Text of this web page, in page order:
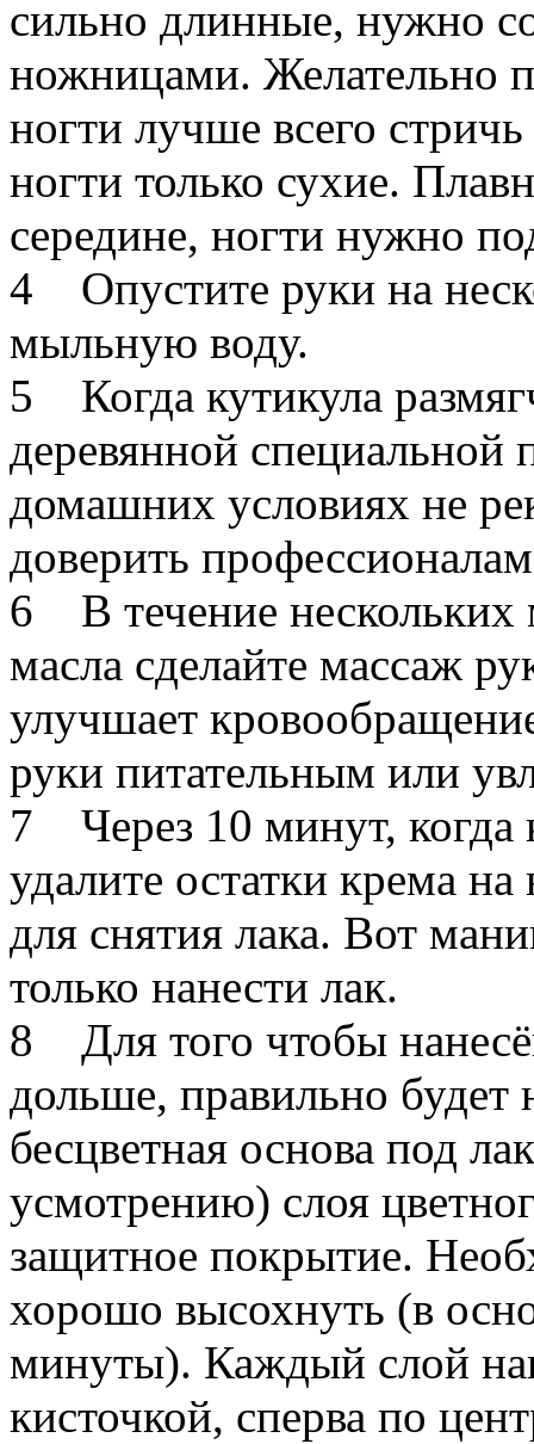
сильно длинные, нужно
ножницами. Желательно
ногти лучше всего
ногти только сухие.
середине, ногти нужно
4 Опустите руки на
мыльную воду.
5 Когда кутикула
деревянной специальной
домашних условиях не
доверить
6 В течение
масла сделайте массаж
улучшает
руки питательным или
7 Через 10 минут, когда
удалите остатки крема
для снятия лака. Вот
только нанести лак.
8 Для того чтобы
дольше, правильно будет
бесцветная основа под
усмотрению) слоя
защитное покрытие.
хорошо высохнуть (в
минуты). Каждый слой
кисточкой, сперва по